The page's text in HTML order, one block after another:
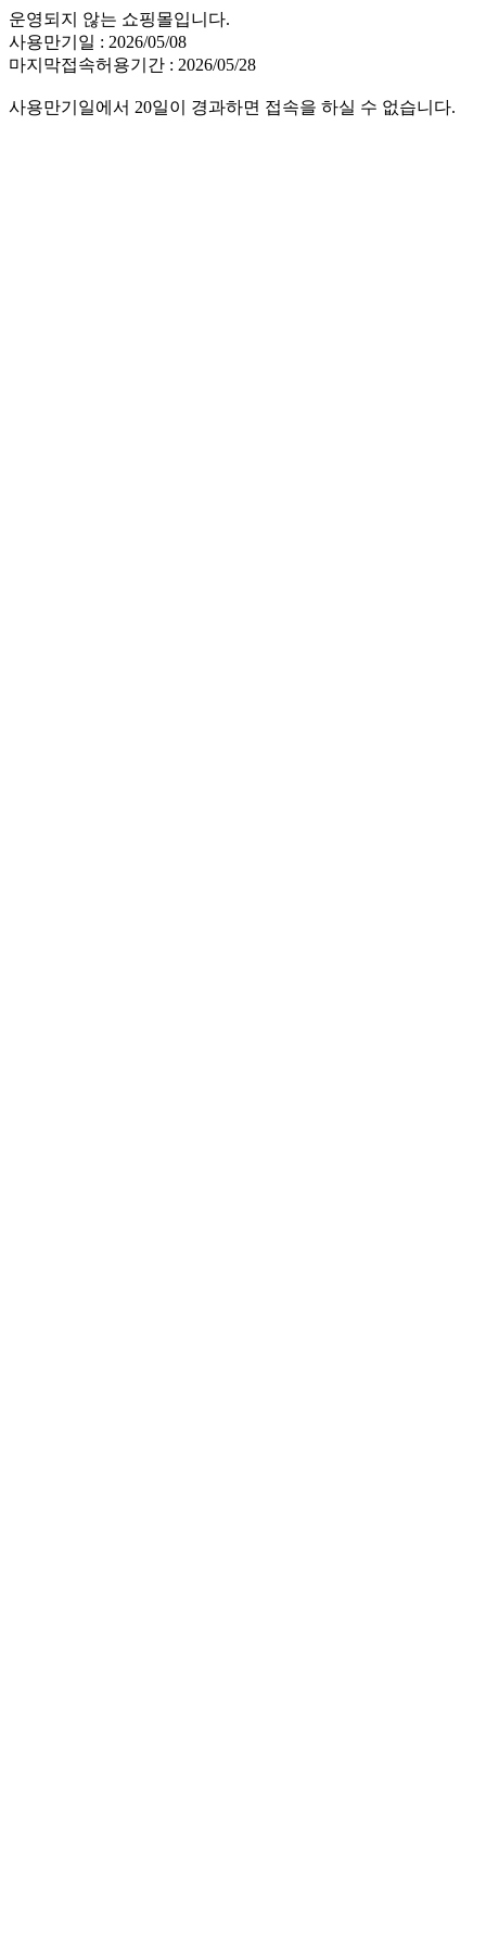
운영되지 않는 쇼핑몰입니다.
사용만기일 : 2026/05/08
마지막접속허용기간 : 2026/05/28
사용만기일에서 20일이 경과하면 접속을 하실 수 없습니다.